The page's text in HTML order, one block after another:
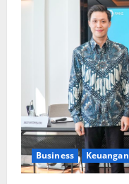
Business Keuangan